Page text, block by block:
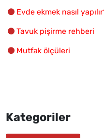
Evde ekmek nasıl
Tavuk pişirme rehberi
Mutfak ölçüleri
Kategoriler